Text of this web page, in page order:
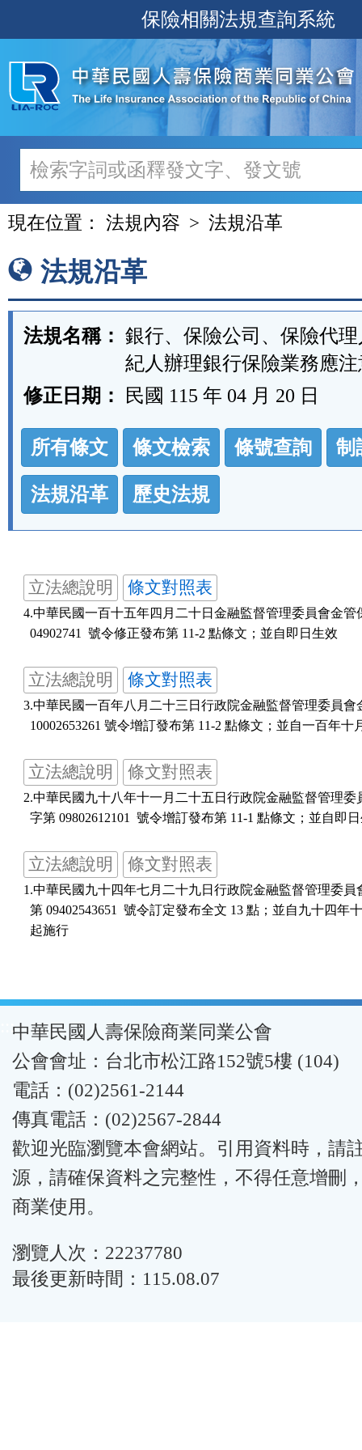
至
主
內
容
保險相關法規查詢系統
現在位置： 法規內容 法規沿革
法規沿革
法規名稱： 銀行、保險公司、保險代
紀人辦理銀行保險業務應
修正日期：
民國 115 年 04 月 20 日
法
規
功
能
按
區
所有條文 條文檢索 條號查詢 制
法規沿革 歷史法規
立法總說明 條文對照表
4.中華民國一百十五年四月二十日金融監督管理委員會金管
  04902741  號令修正發布第 11-2 點條文；並自即日生效
立法總說明 條文對照表
3.中華民國一百年八月二十三日行政院金融監督管理委員會
立法總說明 條文對照表
2.中華民國九十八年十一月二十五日行政院金融監督管理委
立法總說明 條文對照表
1.中華民國九十四年七月二十九日行政院金融監督管理委員
第 09402543651  號令訂定發布全文 13 點；並自九十四年
:::中華民國人壽保險商業同業公會
公會會址：台北市松江路152號5樓 (104)
電話：(02)2561-2144
傳真電話：(02)2567-2844
歡迎光臨瀏覽本會網站。引用資料時，請
源，請確保資料之完整性，不得任意增刪
商業使用。
瀏覽人次：22237780
最後更新時間：115.08.07